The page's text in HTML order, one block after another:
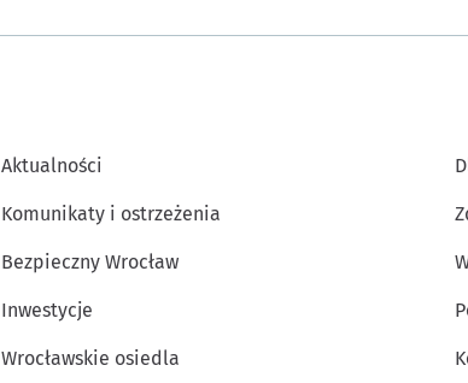
Aktualności
Komunikaty i ostrzeżenia
Bezpieczny Wrocław
Inwestycje
Wrocławskie osiedla